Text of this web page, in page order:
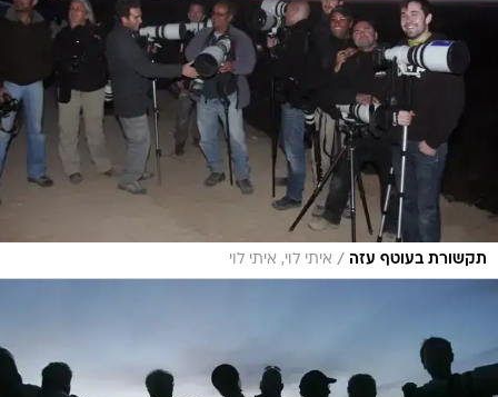
תקשורת בעוטף עזה / איתי לוי, איתי לוי